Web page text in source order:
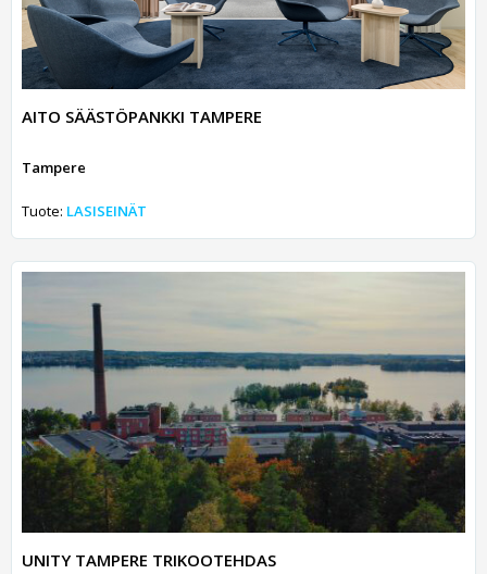
AITO SÄÄSTÖPANKKI TAMPERE
Tampere
Tuote: LASISEINÄT
UNITY TAMPERE TRIKOOTEHDAS